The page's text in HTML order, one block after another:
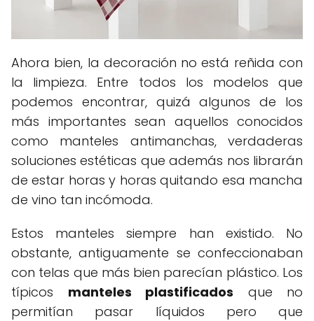
Ahora bien, la decoración no está reñida con
la limpieza. Entre todos los modelos que
podemos encontrar, quizá algunos de los
más importantes sean aquellos conocidos
como manteles antimanchas, verdaderas
soluciones estéticas que además nos librarán
de estar horas y horas quitando esa mancha
de vino tan incómoda.
Estos manteles siempre han existido. No
obstante, antiguamente se confeccionaban
con telas que más bien parecían plástico. Los
típicos manteles plastificados que no
permitían pasar líquidos pero que